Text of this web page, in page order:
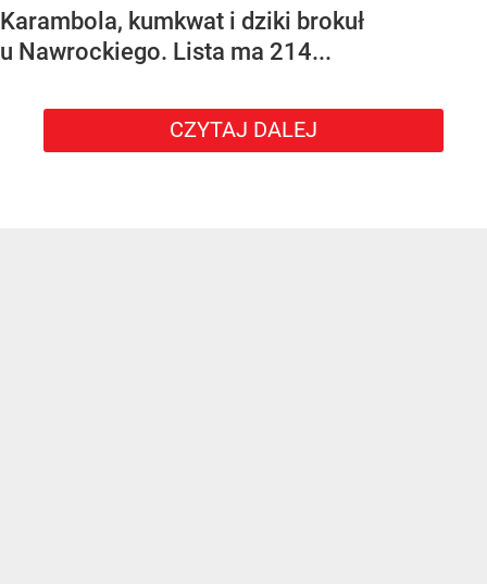
Karambola, kumkwat i dziki brokuł
u Nawrockiego. Lista ma 214...
CZYTAJ DALEJ